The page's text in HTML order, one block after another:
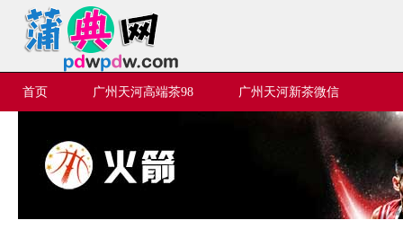
首页 广州天河高端茶98 广州天河新茶微信